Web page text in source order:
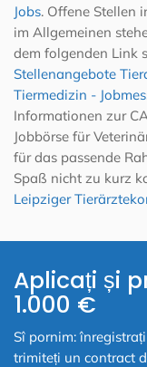
Jobs. Offene Stellen
im Allgemeinen
dem folgenden Link
Stellenangebote
Tiermedizin -
Informationen zur
Jobbörse für
für das passende
Spaß nicht zu kurz
Leipziger
Aplicați și
1.000 €
Sî pornim:
trimiteți un contract